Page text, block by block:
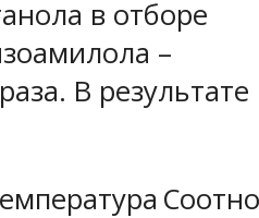
в отборе
–
В результате